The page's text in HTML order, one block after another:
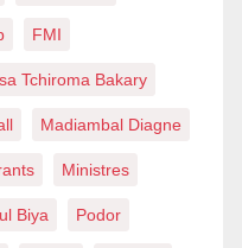
FMI
Tchiroma Bakary
Madiambal Diagne
Ministres
Biya Podor